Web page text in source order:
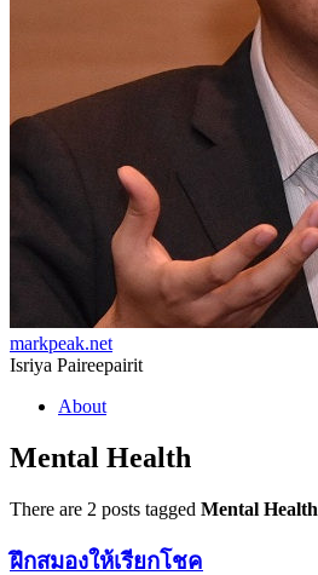
markpeak.net
Isriya Paireepairit
Skip
content
About
Mental Health
There are 2 posts tagged Mental Health
ฝึกสมองให้เรียกโชค